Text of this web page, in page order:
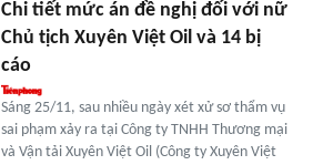
Chi tiết mức án đề nghị đối với nữ
Chủ tịch Xuyên Việt Oil và 14 bị
cáo
Sáng 25/11, sau nhiều ngày xét xử sơ thẩm vụ
sai phạm xảy ra tại Công ty TNHH Thương mại
và Vận tải Xuyên Việt Oil (Công ty Xuyên Việt